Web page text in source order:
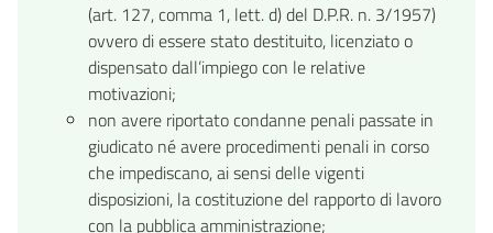
(art. 127, comma 1, lett. d) del D.P.R. n. 3/1957)
ovvero di essere stato destituito, licenziato o
dispensato dall’impiego con le relative
motivazioni;
non avere riportato condanne penali passate in
giudicato né avere procedimenti penali in corso
che impediscano, ai sensi delle vigenti
disposizioni, la costituzione del rapporto di lavoro
con la pubblica amministrazione;